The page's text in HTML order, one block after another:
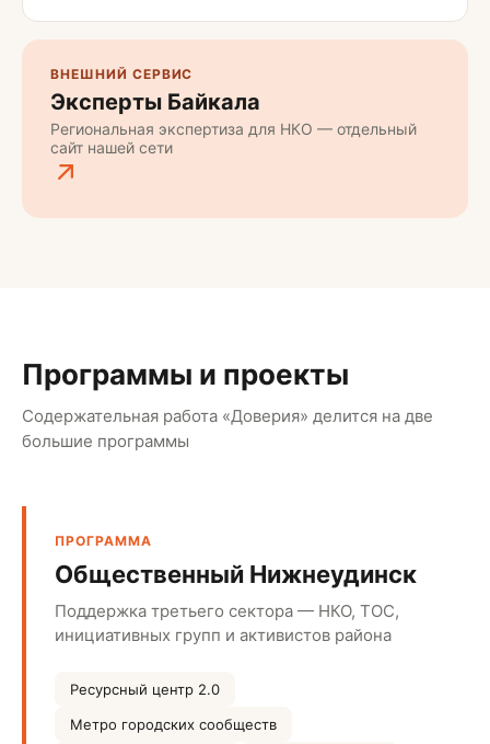
ВНЕШНИЙ СЕРВИС
Эксперты Байкала
Региональная экспертиза для НКО — отдельный
сайт нашей сети
Программы и проекты
Содержательная работа «Доверия» делится на две
большие программы
ПРОГРАММА
Общественный Нижнеудинск
Поддержка третьего сектора — НКО, ТОС,
инициативных групп и активистов района
Ресурсный центр 2.0
Метро городских сообществ